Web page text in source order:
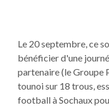
Le 20 septembre, ce
bénéficier d'une
partenaire (le Groupe
tounoi sur 18 trous,
football à Sochaux